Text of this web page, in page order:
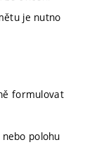
je nutno
formulovat
polohu